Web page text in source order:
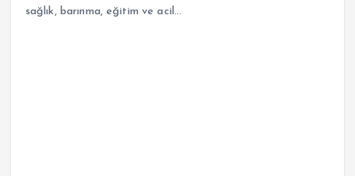
sağlık, barınma, eğitim ve acil…